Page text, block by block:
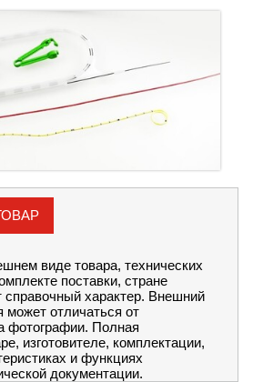
виде товара, технических
поставки, стране
справочный характер. Внешний
может отличаться от
фотографии. Полная
изготовителе, комплектации,
и функциях
документации.